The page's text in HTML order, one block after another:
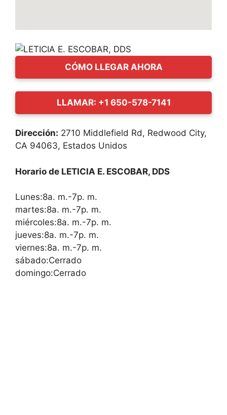
CÓMO LLEGAR AHORA
LLAMAR: +1 650-578-7141
Dirección: 2710 Middlefield Rd, Redwood City,
CA 94063, Estados Unidos
Horario de LETICIA E. ESCOBAR, DDS
Lunes:8a. m.-7p. m.
martes:8a. m.-7p. m.
miércoles:8a. m.-7p. m.
jueves:8a. m.-7p. m.
viernes:8a. m.-7p. m.
sábado:Cerrado
domingo:Cerrado